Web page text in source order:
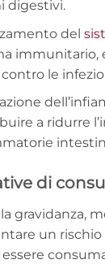
digestivi.
del
immunitario,
le
a ridurre
di
gravidanza,
un